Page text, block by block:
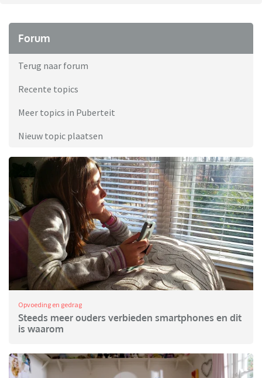
Forum
Terug naar forum
Recente topics
Meer topics in Puberteit
Nieuw topic plaatsen
Opvoeding en gedrag
Steeds meer ouders verbieden smartphones en dit
is waarom